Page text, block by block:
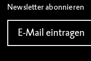
Newsletter abonnieren
E-Mail eintragen